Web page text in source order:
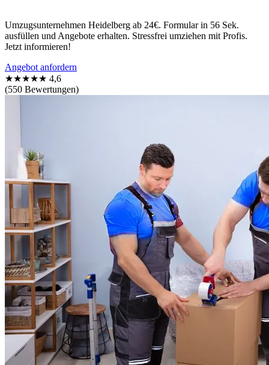
Umzugsunternehmen Heidelberg ab 24€. Formular in 56 Sek.
ausfüllen und Angebote erhalten. Stressfrei umziehen mit Profis.
Jetzt informieren!
Angebot anfordern
★★★★★ 4,6
(550 Bewertungen)